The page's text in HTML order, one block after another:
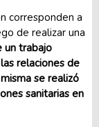
corresponden a
de realizar una
un trabajo
relaciones de
se realizó
sanitarias en